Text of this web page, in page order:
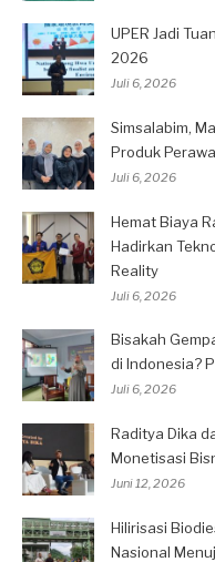
UPER Jadi
2026
Juli 6, 2026
Simsalabim,
Produk
Juli 6, 2026
Hemat Biaya
Hadirkan
Reality
Juli 6, 2026
Bisakah
di Indonesia?
Juli 6, 2026
Raditya Dika
Monetisasi
Juni 12, 2026
Hilirisasi
Nasional